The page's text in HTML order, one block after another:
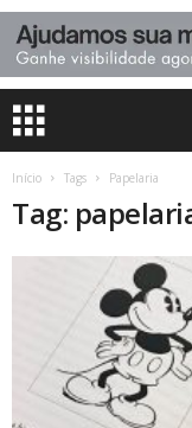
Início Tags Papelaria
Tag: